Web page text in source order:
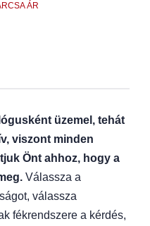
ÁR
üzemel, tehát
viszont minden
Önt ahhoz, hogy a
Válassza a
válassza
fékrendszere a kérdés,